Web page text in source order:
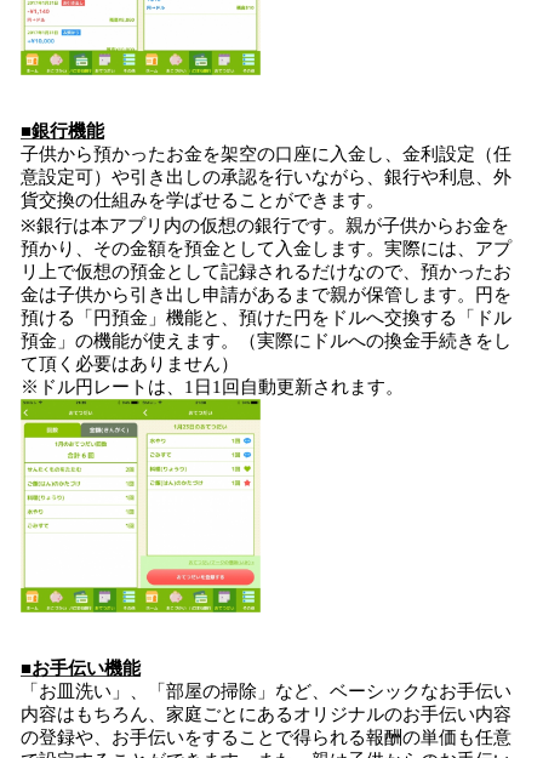
■銀行機能
子供から預かったお金を架空の口座に入金し、金利設定（任
意設定可）や引き出しの承認を行いながら、銀行や利息、外
貨交換の仕組みを学ばせることができます。
※銀行は本アプリ内の仮想の銀行です。親が子供からお金を
預かり、その金額を預金として入金します。実際には、アプ
リ上で仮想の預金として記録されるだけなので、預かったお
金は子供から引き出し申請があるまで親が保管します。円を
預ける「円預金」機能と、預けた円をドルへ交換する「ドル
預金」の機能が使えます。（実際にドルへの換金手続きをし
て頂く必要はありません）
※ドル円レートは、1日1回自動更新されます。
■お手伝い機能
「お皿洗い」、「部屋の掃除」など、ベーシックなお手伝い
内容はもちろん、家庭ごとにあるオリジナルのお手伝い内容
の登録や、お手伝いをすることで得られる報酬の単価も任意